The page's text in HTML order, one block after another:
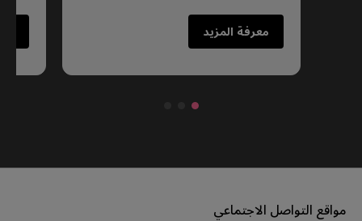
معرفة المزيد
التواصل الاجتماعي